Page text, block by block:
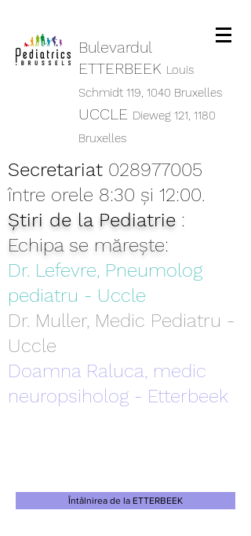
Bulevardul
ETTERBEEK Louis
Schmidt 119, 1040 Bruxelles
UCCLE Dieweg 121, 1180
Bruxelles
Secretariat 028977005
între orele 8:30 și 12:00.
Știri de la Pediatrie :
Echipa se mărește:
Dr. Lefevre, Pneumolog
pediatru - Uccle
Dr. Muller, Medic Pediatru -
Uccle
Doamna Raluca, medic
neuropsiholog - Etterbeek
Întâlnirea de la ETTERBEEK